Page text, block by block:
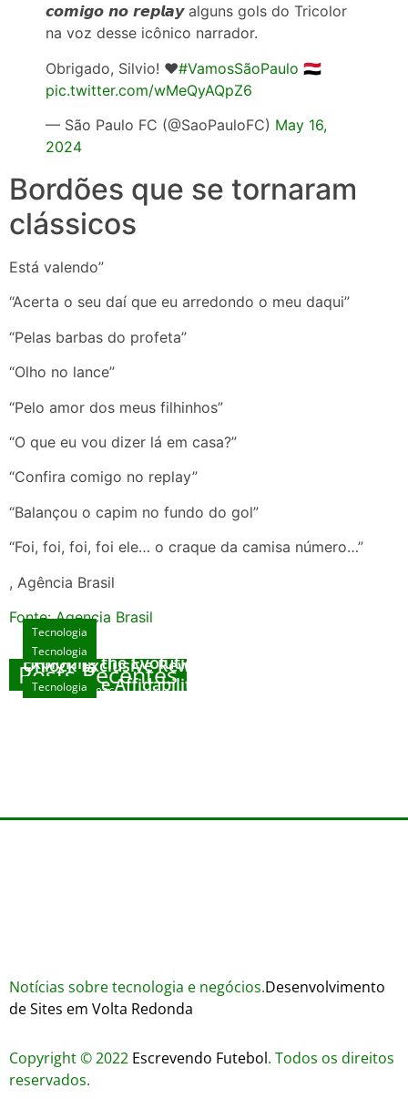
𝙘𝙤𝙢𝙞𝙜𝙤 𝙣𝙤 𝙧𝙚𝙥𝙡𝙖𝙮 alguns gols do Tricolor
na voz desse icônico narrador.
Obrigado, Silvio! ❤️#VamosSãoPaulo 🇾🇪
pic.twitter.com/wMeQyAQpZ6
— São Paulo FC (@SaoPauloFC) May 16,
2024
Bordões que se tornaram
clássicos
Está valendo”
“Acerta o seu daí que eu arredondo o meu daqui”
“Pelas barbas do profeta”
“Olho no lance”
“Pelo amor dos meus filhinhos”
“O que eu vou dizer lá em casa?”
“Confira comigo no replay”
“Balançou o capim no fundo do gol”
“Foi, foi, foi, foi ele… o craque da camisa número…”
, Agência Brasil
Fonte: Agencia Brasil
Posts Recentes
Tecnologia
Exploring the Evolution of Online Slot Games
agosto 7, 2026
Tecnologia
Unlock Exclusive Rewards at The Big Dog
House
Tecnologia
Sicurezza e Affidabilità di Mr Nulls Wicked
Wares
Tecnologia
Notícias sobre tecnologia e negócios.Desenvolvimento
de Sites em Volta Redonda
Copyright © 2022 Escrevendo Futebol. Todos os direitos
reservados.